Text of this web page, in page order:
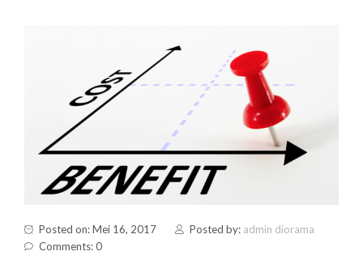
Posted on: Mei 16, 2017 Posted by: admin diorama
Comments: 0